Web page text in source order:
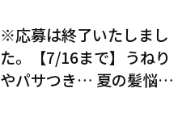
※応募は終了いたしまし
た。【7/16まで】うねり
やパサつき… 夏の髪悩み